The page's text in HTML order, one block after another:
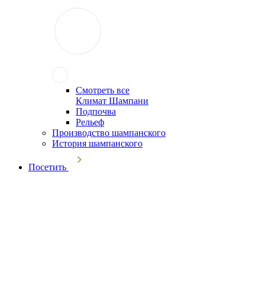
Смотреть все
Климат Шампани
Подпочва
Рельеф
Производство шампанского
История шампанского
Посетить